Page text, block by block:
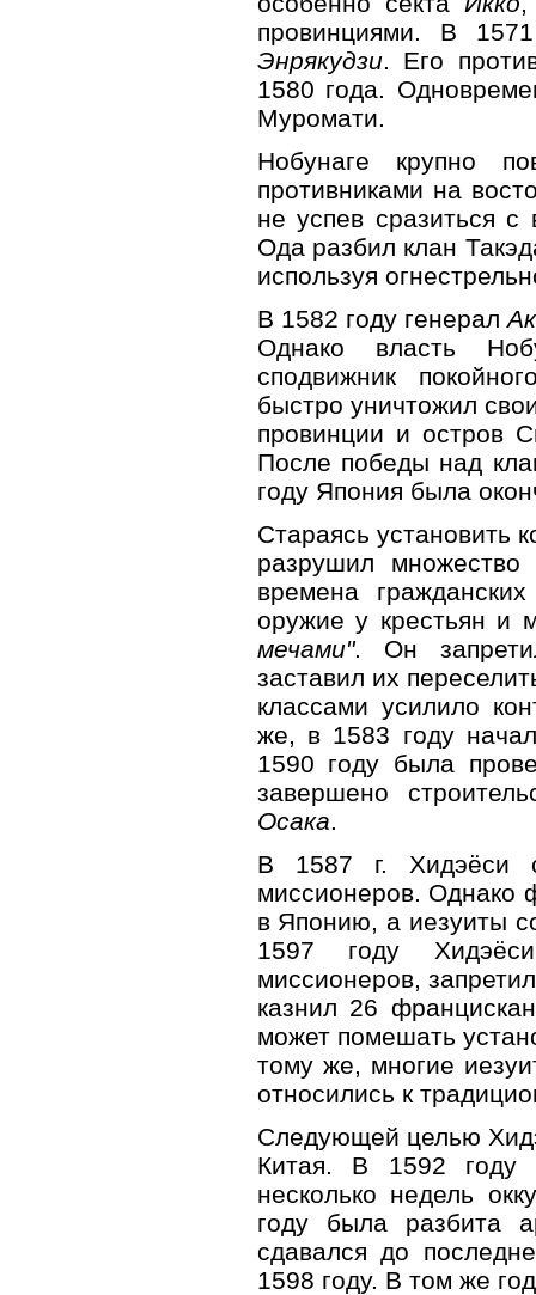
провинциями. В
Энрякудзи. Его
1580 года.
Муромати.
Нобунаге крупно
противниками на
не успев сразиться
Ода разбил клан
используя
В 1582 году генерал
Однако власть
сподвижник
быстро уничтожил
провинции и остров
После победы над
году Япония была
Стараясь установить
разрушил
времена
оружие у крестьян и
мечами". Он
заставил их
классами усилило
же, в 1583 году
1590 году была
завершено
Осака.
В 1587 г. Хидэёси
миссионеров. Однако
в Японию, а иезуиты
1597 году Хидэёси
миссионеров,
казнил 26
может помешать
тому же, многие
относились к
Следующей целью
Китая. В 1592 году
несколько недель
году была разбита
сдавался до
1598 году. В том же